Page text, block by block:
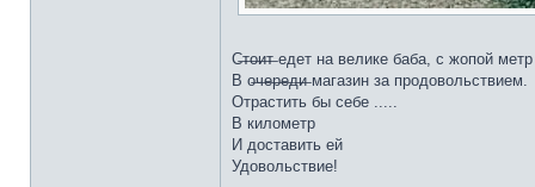
С̶т̶о̶и̶т̶ едет на велике баба, с жопой
В о̶ч̶е̶р̶е̶д̶и̶ магазин за продовольствием.
Отрастить бы себе .....
В километр
И доставить ей
Удовольствие!